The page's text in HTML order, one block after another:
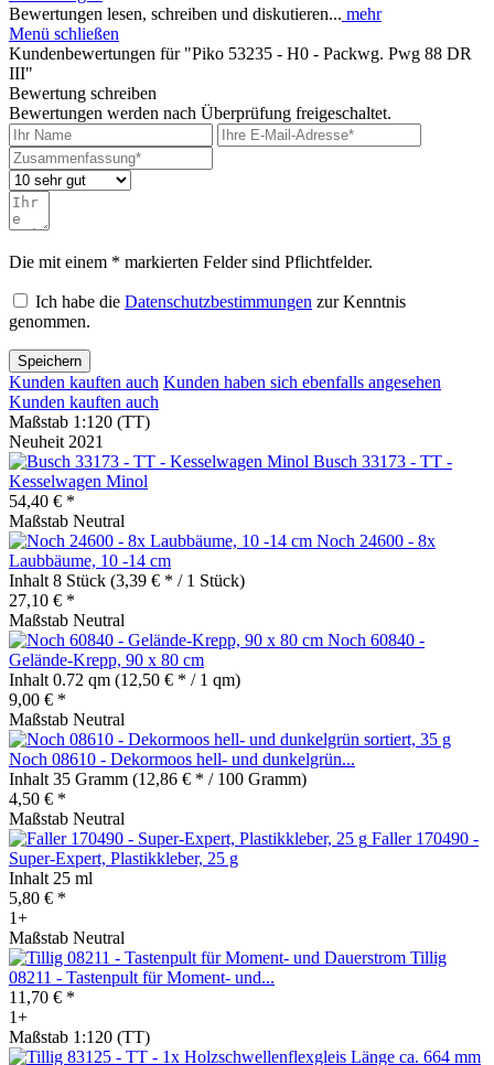
Bewertungen lesen, schreiben und diskutieren... mehr
Menü schließen
Kundenbewertungen für "Piko 53235 - H0 - Packwg. Pwg 88 DR
III"
Bewertung schreiben
Bewertungen werden nach Überprüfung freigeschaltet.
Die mit einem * markierten Felder sind Pflichtfelder.
Ich habe die Datenschutzbestimmungen zur Kenntnis
genommen.
Speichern
Kunden kauften auch Kunden haben sich ebenfalls angesehen
Kunden kauften auch
Maßstab 1:120 (TT)
Neuheit 2021
Busch 33173 - TT -
Kesselwagen Minol
54,40 € *
Maßstab Neutral
Noch 24600 - 8x
Laubbäume, 10 -14 cm
Inhalt 8 Stück (3,39 € * / 1 Stück)
27,10 € *
Maßstab Neutral
Noch 60840 -
Gelände-Krepp, 90 x 80 cm
Inhalt 0.72 qm (12,50 € * / 1 qm)
9,00 € *
Maßstab Neutral
Noch 08610 - Dekormoos hell- und dunkelgrün...
Inhalt 35 Gramm (12,86 € * / 100 Gramm)
4,50 € *
Maßstab Neutral
Faller 170490 -
Super-Expert, Plastikkleber, 25 g
Inhalt 25 ml
5,80 € *
1+
Maßstab Neutral
Tillig
08211 - Tastenpult für Moment- und...
11,70 € *
1+
Maßstab 1:120 (TT)